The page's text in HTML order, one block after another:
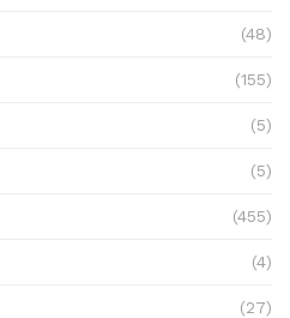
(48)
(155)
(5)
(5)
(455)
(4)
(27)